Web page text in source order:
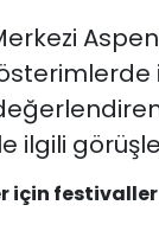
ilgili
için